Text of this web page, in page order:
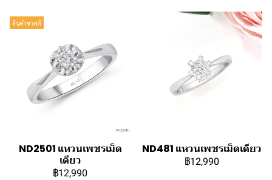
สินค้าขายดี
ND2501 แหวนเพชรเม็ด
เดียว
฿12,990
ND481 แหวนเพชรเม็ดเดียว
฿12,990